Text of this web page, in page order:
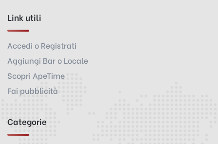
Link utili
Accedi o Registrati
Aggiungi Bar o Locale
Scopri ApeTime
Fai pubblicità
Categorie